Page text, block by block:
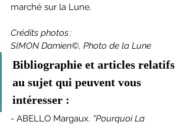
marché sur la Lune.
Crédits photos :
SIMON Damien©, Photo de la Lune
Bibliographie et articles relatifs
au sujet qui peuvent vous
intéresser :
- ABELLO Margaux. “Pourquoi La